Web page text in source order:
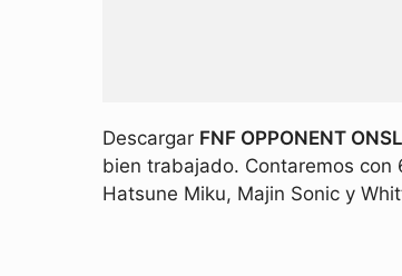
Descargar FNF OPPONENT
bien trabajado. Contaremos con
Hatsune Miku, Majin Sonic y